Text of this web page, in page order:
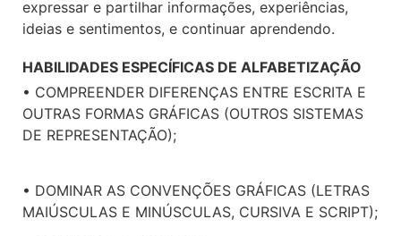
expressar e partilhar informações, experiências,
ideias e sentimentos, e continuar aprendendo.
HABILIDADES ESPECÍFICAS DE ALFABETIZAÇÃO
• COMPREENDER DIFERENÇAS ENTRE ESCRITA E
OUTRAS FORMAS GRÁFICAS (OUTROS SISTEMAS
DE REPRESENTAÇÃO);
• DOMINAR AS CONVENÇÕES GRÁFICAS (LETRAS
MAIÚSCULAS E MINÚSCULAS, CURSIVA E SCRIPT);